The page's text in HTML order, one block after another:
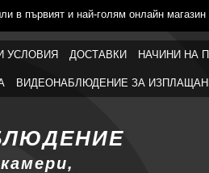
в първият и най-голям онлайн
УСЛОВИЯ ДОСТАВКИ НАЧИНИ НА
ВИДЕОНАБЛЮДЕНИЕ ЗА